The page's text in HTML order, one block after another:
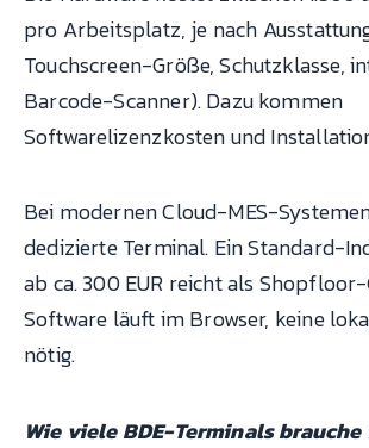
pro Arbeitsplatz, je nach
Touchscreen-Größe, Schutzklasse,
Barcode-Scanner). Dazu kommen
Softwarelizenzkosten und
Bei modernen Cloud-MES-
dedizierte Terminal. Ein Standard-
ab ca. 300 EUR reicht als
Software läuft im Browser, keine
nötig.
Wie viele BDE-Terminals brauche